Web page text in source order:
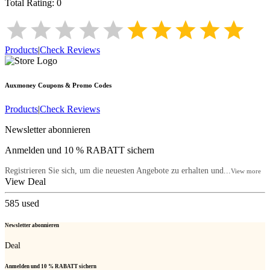
Total Rating: 0
Products|Check Reviews
Auxmoney Coupons & Promo Codes
Products|Check Reviews
Newsletter abonnieren
Anmelden und 10 % RABATT sichern
Registrieren Sie sich, um die neuesten Angebote zu erhalten und...View more
View Deal
585 used
Newsletter abonnieren
Deal
Anmelden und 10 % RABATT sichern